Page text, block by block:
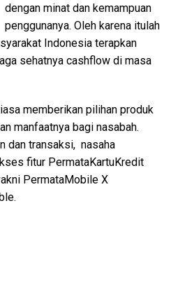
dengan minat dan kemampuan
penggunanya. Oleh karena itulah
Indonesia terapkan
sehatnya cashflow di masa
memberikan pilihan produk
manfaatnya bagi nasabah.
dan transaksi, nasaha
fitur PermataKartuKredit
PermataMobile X